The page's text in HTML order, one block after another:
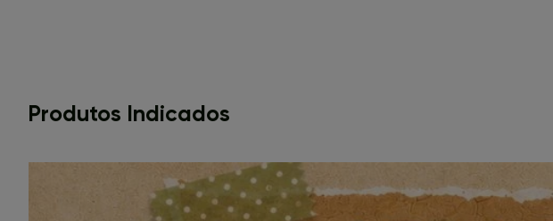
Produtos Indicados